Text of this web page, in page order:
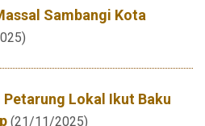
Sambangi Kota
Lokal Ikut Baku
(21/11/2025)